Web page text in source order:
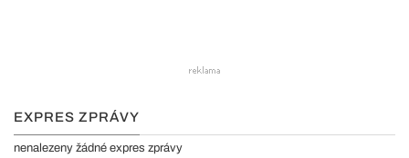
EXPRES ZPRÁVY
nenalezeny žádné expres zprávy